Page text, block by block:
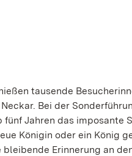
tausende
Bei der
fünf Jahren das imposante
Königin oder ein König
Erinnerung an